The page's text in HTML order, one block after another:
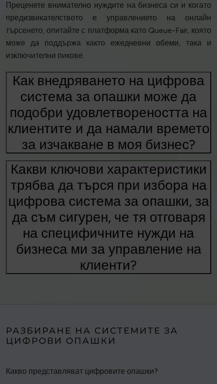
Преценете внимателно нуждите на бизнеса си и когато
предизвикателството е управлението на онлайн
търсенето, опитайте с платформа като Queue-Fair, която
може да поддържа както ежедневни обеми, така и
изключителни пикове.
Как внедряването на цифрова
система за опашки може да
подобри удовлетвореността на
клиентите и да намали времето
за изчакване в моя бизнес?
Какви ключови характеристики
трябва да търся при избора на
цифрова система за опашки, за
да съм сигурен, че тя отговаря
на специфичните нужди на
бизнеса ми за управление на
клиенти?
РАЗБИРАНЕ НА СИСТЕМИТЕ ЗА
ЦИФРОВИ ОПАШКИ
Какво представляват цифровите опашки?